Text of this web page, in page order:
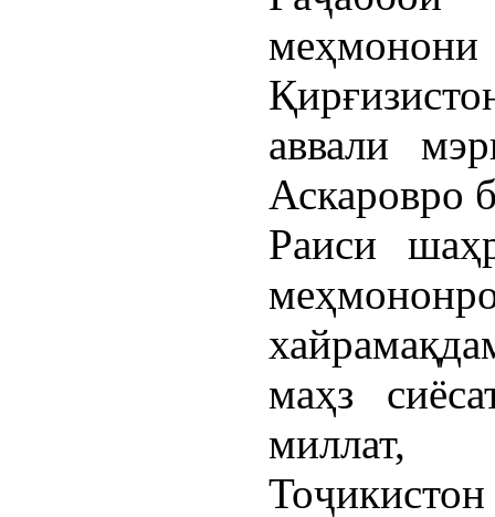
аввали
Аскаровро
Раиси
маҳз
миллат,